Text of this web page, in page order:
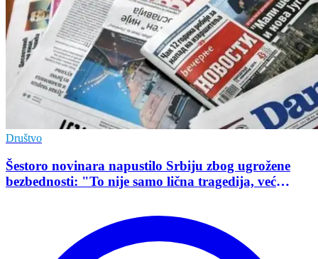
Društvo
Šestoro novinara napustilo Srbiju zbog ugrožene
bezbednosti: "To nije samo lična tragedija, već